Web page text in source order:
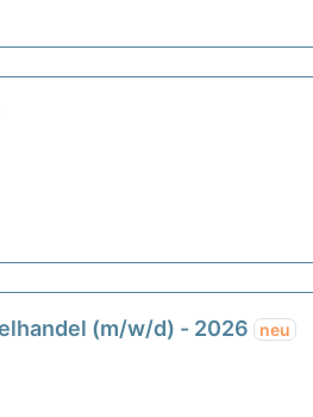
(m/w/d) - 2026 neu